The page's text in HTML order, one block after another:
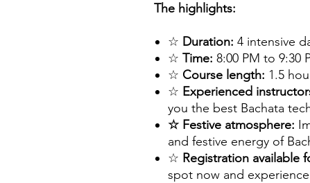
The highlights:
☆ Duration: 4 intensive
☆ Time: 8:00 PM to 9:30
☆ Course length: 1.5
☆ Experienced
you the best Bachata
☆ Festive atmosphere:
and festive energy of
☆ Registration available
spot now and